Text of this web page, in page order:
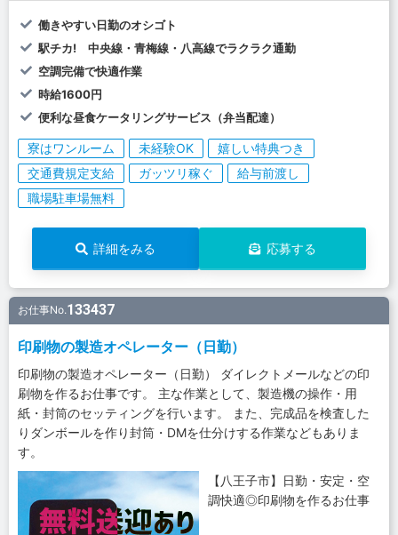
働きやすい日勤のオシゴト
駅チカ! 中央線・青梅線・八高線でラクラク通勤
空調完備で快適作業
時給1600円
便利な昼食ケータリングサービス（弁当配達）
寮はワンルーム 未経験OK
嬉しい特典つき
交通費規定支給
ガッツリ稼ぐ
給与前渡し
職場駐車場無料
詳細をみる 応募する
お仕事No.133437
印刷物の製造オペレーター（日勤）
印刷物の製造オペレーター（日勤） ダイレクトメールなどの印
刷物を作るお仕事です。 主な作業として、製造機の操作・用
紙・封筒のセッティングを行います。 また、完成品を検査した
りダンボールを作り封筒・DMを仕分けする作業などもありま
す。
【八王子市】日勤・安定・空
調快適◎印刷物を作るお仕事